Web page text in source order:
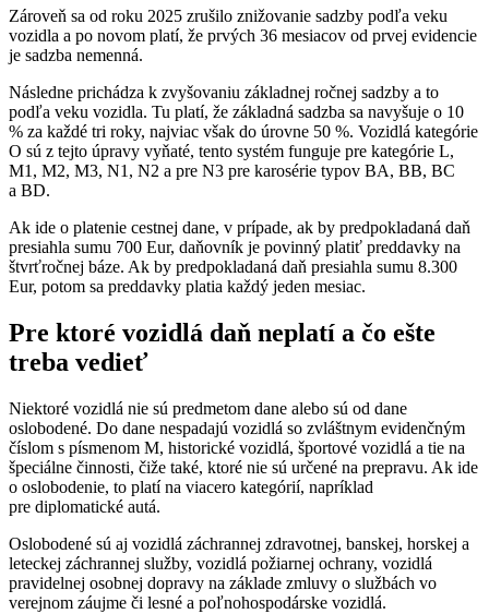
Zároveň sa od roku 2025 zrušilo znižovanie sadzby podľa veku
vozidla a po novom platí, že prvých 36 mesiacov od prvej evidencie
je sadzba nemenná.
Následne prichádza k zvyšovaniu základnej ročnej sadzby a to
podľa veku vozidla. Tu platí, že základná sadzba sa navyšuje o 10
% za každé tri roky, najviac však do úrovne 50 %. Vozidlá kategórie
O sú z tejto úpravy vyňaté, tento systém funguje pre kategórie L,
M1, M2, M3, N1, N2 a pre N3 pre karosérie typov BA, BB, BC
a BD.
Ak ide o platenie cestnej dane, v prípade, ak by predpokladaná daň
presiahla sumu 700 Eur, daňovník je povinný platiť preddavky na
štvrťročnej báze. Ak by predpokladaná daň presiahla sumu 8.300
Eur, potom sa preddavky platia každý jeden mesiac.
Pre ktoré vozidlá daň neplatí a čo ešte
treba vedieť
Niektoré vozidlá nie sú predmetom dane alebo sú od dane
oslobodené. Do dane nespadajú vozidlá so zvláštnym evidenčným
číslom s písmenom M, historické vozidlá, športové vozidlá a tie na
špeciálne činnosti, čiže také, ktoré nie sú určené na prepravu. Ak ide
o oslobodenie, to platí na viacero kategórií, napríklad
pre diplomatické autá.
Oslobodené sú aj vozidlá záchrannej zdravotnej, banskej, horskej a
leteckej záchrannej služby, vozidlá požiarnej ochrany, vozidlá
pravidelnej osobnej dopravy na základe zmluvy o službách vo
verejnom záujme či lesné a poľnohospodárske vozidlá.